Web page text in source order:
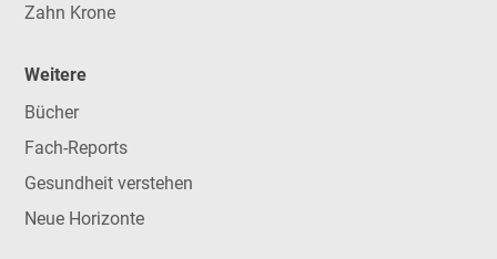
Zahn Krone
Weitere
Bücher
Fach-Reports
Gesundheit verstehen
Neue Horizonte